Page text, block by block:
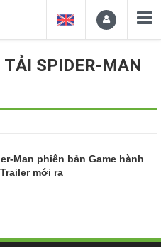
SPIDER-MAN
Man phiên bản Game hành
mới ra